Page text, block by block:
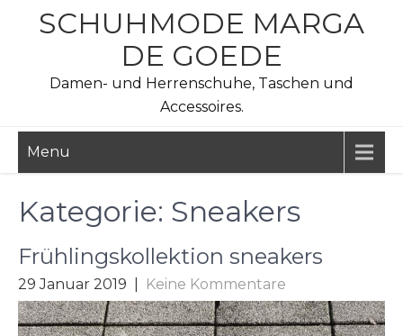
SCHUHMODE MARGA
DE GOEDE
Damen- und Herrenschuhe, Taschen und
Accessoires.
Menu
Kategorie: Sneakers
Frühlingskollektion sneakers
29 Januar 2019 Keine Kommentare